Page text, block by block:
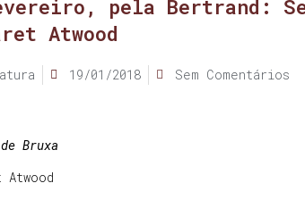
pela Bertrand:
Atwood
19/01/2018 Sem Comentários
Bruxa
Atwood